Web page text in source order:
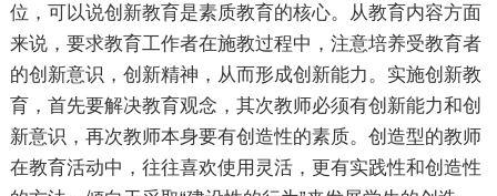
位，可以说创新教育是素质教育的核心。从教育内容方面
来说，要求教育工作者在施教过程中，注意培养受教育者
的创新意识，创新精神，从而形成创新能力。实施创新教
育，首先要解决教育观念，其次教师必须有创新能力和创
新意识，再次教师本身要有创造性的素质。创造型的教师
在教育活动中，往往喜欢使用灵活，更有实践性和创造性